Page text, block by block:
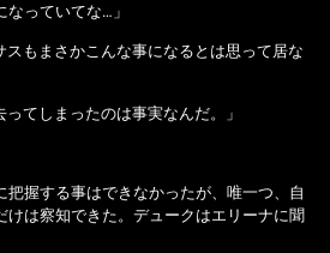
なっていてな…」
スもまさかこんな事になるとは思って居な
ってしまったのは事実なんだ。」
把握する事はできなかったが、唯一つ、自
けは察知できた。デュークはエリーナに聞